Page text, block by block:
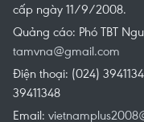
cấp ngày 11/9/2008.
Quảng cáo: Phó TBT
tamvna@gmail.com
Điện thoại: (024)
39411348
Email: